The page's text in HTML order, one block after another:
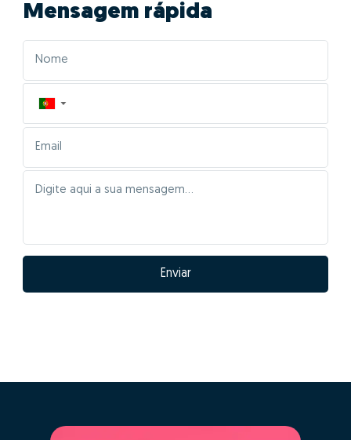
Mensagem rápida
▼
Enviar